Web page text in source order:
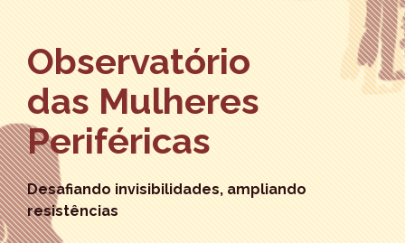
Observatório
das Mulheres
Periféricas
Desafiando invisibilidades, ampliando
resistências